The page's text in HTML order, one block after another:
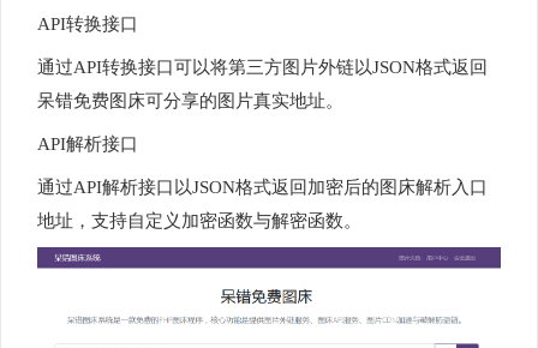
API转换接口
通过API转换接口可以将第三方图片外链以JSON格式返回
呆错免费图床可分享的图片真实地址。
API解析接口
通过API解析接口以JSON格式返回加密后的图床解析入口
地址，支持自定义加密函数与解密函数。